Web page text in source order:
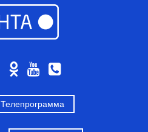
Телепрограмма